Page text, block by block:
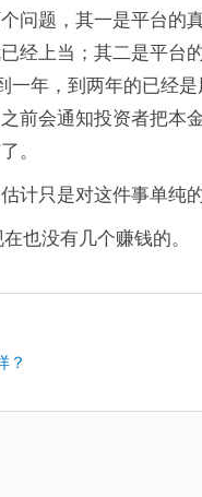
问题，其一是平台的
经上当；其二是平台
年，到两年的已经
前会通知投资者把本
。
计只是对这件事单纯的
也没有几个赚钱的。
？
篇：